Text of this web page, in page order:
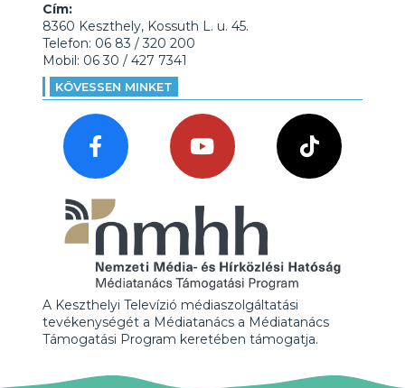
Cím:
8360 Keszthely, Kossuth L. u. 45.
Telefon: 06 83 / 320 200
Mobil: 06 30 / 427 7341
KÖVESSEN MINKET
A Keszthelyi Televízió médiaszolgáltatási
tevékenységét a Médiatanács a Médiatanács
Támogatási Program keretében támogatja.